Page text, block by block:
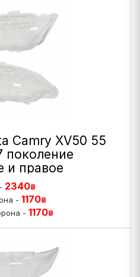
Camry XV50 55
поколение
и правое
2340₴
- 1170₴
- 1170₴